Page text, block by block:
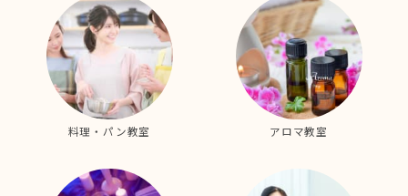
料理・パン教室 アロマ教室